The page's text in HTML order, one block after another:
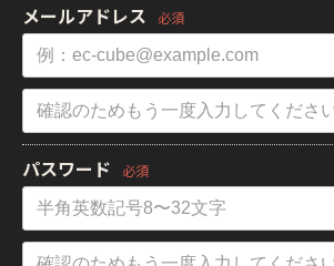
メールアドレス 必須
パスワード 必須